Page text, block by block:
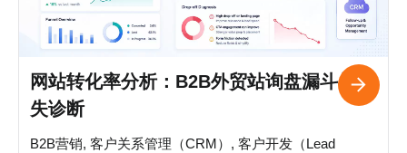
网站转化率分析：B2B外贸站询盘漏斗与流
失诊断
B2B营销, 客户关系管理（CRM）, 客户开发（Lead